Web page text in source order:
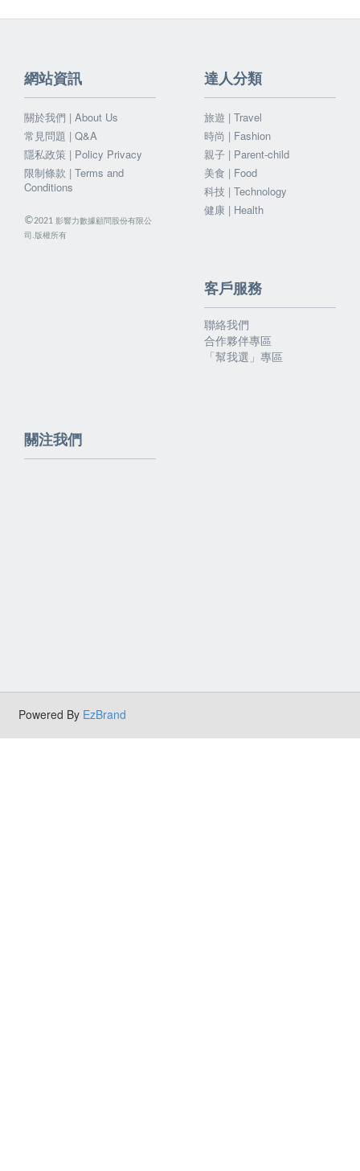
網站資訊
關於我們 | About Us
常見問題 | Q&A
隱私政策 | Policy Privacy
限制條款 | Terms and
Conditions
©2021 影響力數據顧問股份有限公
司.版權所有
達人分類
旅遊 | Travel
時尚 | Fashion
親子 | Parent-child
美食 | Food
科技 | Technology
健康 | Health
客戶服務
聯絡我們
合作夥伴專區
「幫我選」專區
關注我們
Powered By EzBrand